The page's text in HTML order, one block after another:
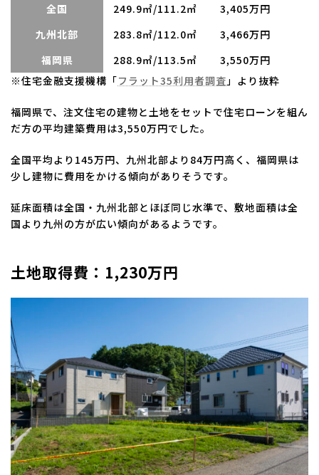
全国 249.9㎡/111.2㎡
3,405万円
九州北部
283.8㎡/112.0㎡
3,466万円
福岡県
288.9㎡/113.5㎡
3,550万円
※住宅金融支援機構「フラット35利用者調査 」より抜粋
福岡県で、注文住宅の建物と土地をセットで住宅ローンを組ん
だ方の平均建築費用は3,550万円でした。
全国平均より145万円、九州北部より84万円高く、福岡県は
少し建物に費用をかける傾向がありそうです。
延床面積は全国・九州北部とほぼ同じ水準で、敷地面積は全
国より九州の方が広い傾向があるようです。
土地取得費：1,230万円